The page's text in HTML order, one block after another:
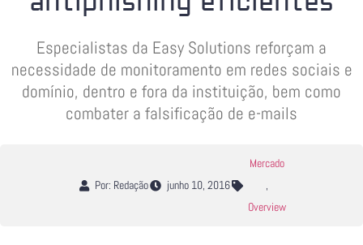
Especialistas da Easy Solutions reforçam a
necessidade de monitoramento em redes sociais e
domínio, dentro e fora da instituição, bem como
combater a falsificação de e-mails
Por: Redação junho 10, 2016
Mercado
,
Overview